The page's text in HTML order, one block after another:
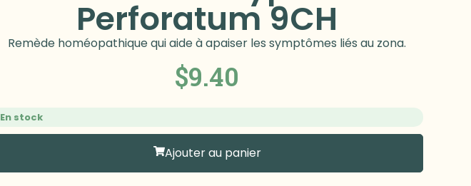
Perforatum 9CH
Remède homéopathique qui aide à apaiser les symptômes liés au zona.
$9.40
En stock
Ajouter au panier